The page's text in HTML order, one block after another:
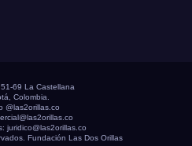
69 La Castellana
Colombia.
@las2orillas.co
juridico@las2orillas.co
Fundación Las Dos Orillas